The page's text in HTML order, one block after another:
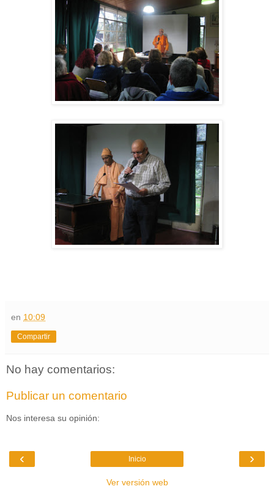
en 10:09
Compartir
No hay comentarios:
Publicar un comentario
Nos interesa su opinión:
‹ ›
Inicio
Ver versión web